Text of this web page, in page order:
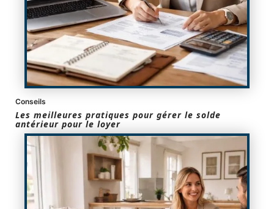
Conseils
Les meilleures pratiques pour gérer le solde
antérieur pour le loyer